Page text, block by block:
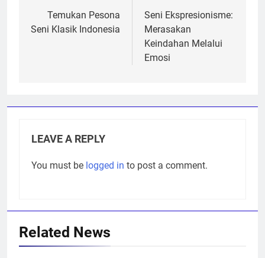
navigation
Temukan Pesona
Seni Klasik Indonesia
Seni Ekspresionisme:
Merasakan
Keindahan Melalui
Emosi
LEAVE A REPLY
You must be logged in to post a comment.
Related News